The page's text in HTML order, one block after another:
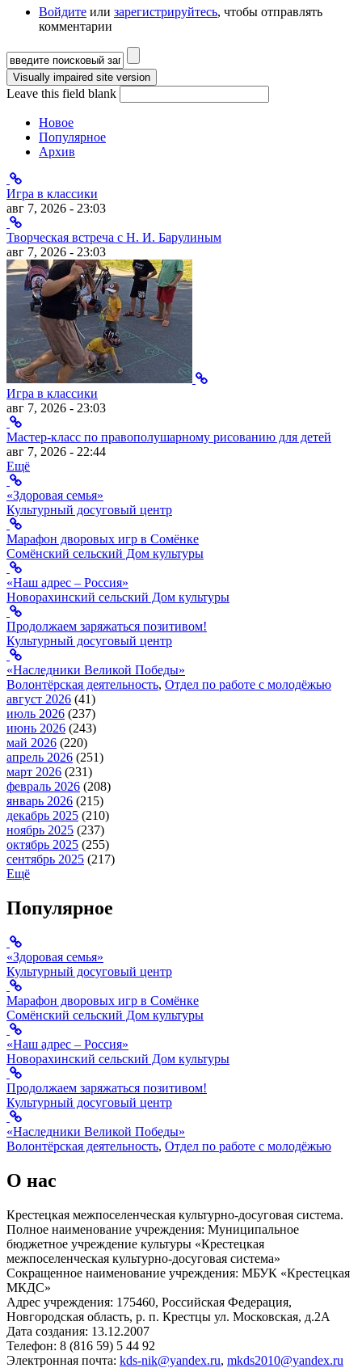
Войдите или зарегистрируйтесь, чтобы отправлять
комментарии
Форма поиска
Leave this field blank
Новое
Популярное
Архив
Игра в классики
авг 7, 2026 - 23:03
Творческая встреча с Н. И. Барулиным
авг 7, 2026 - 23:03
Игра в классики
авг 7, 2026 - 23:03
Мастер-класс по правополушарному рисованию для детей
авг 7, 2026 - 22:44
Ещё
«Здоровая семья»
Культурный досуговый центр
Марафон дворовых игр в Сомёнке
Сомёнский сельский Дом культуры
«Наш адрес – Россия»
Новорахинский сельский Дом культуры
Продолжаем заряжаться позитивом!
Культурный досуговый центр
«Наследники Великой Победы»
Волонтёрская деятельность, Отдел по работе с молодёжью
август 2026 (41)
июль 2026 (237)
июнь 2026 (243)
май 2026 (220)
апрель 2026 (251)
март 2026 (231)
февраль 2026 (208)
январь 2026 (215)
декабрь 2025 (210)
ноябрь 2025 (237)
октябрь 2025 (255)
сентябрь 2025 (217)
Ещё
Популярное
«Здоровая семья»
Культурный досуговый центр
Марафон дворовых игр в Сомёнке
Сомёнский сельский Дом культуры
«Наш адрес – Россия»
Новорахинский сельский Дом культуры
Продолжаем заряжаться позитивом!
Культурный досуговый центр
«Наследники Великой Победы»
Волонтёрская деятельность, Отдел по работе с молодёжью
О нас
Крестецкая межпоселенческая культурно-досуговая система.
Полное наименование учреждения: Муниципальное
бюджетное учреждение культуры «Крестецкая
межпоселенческая культурно-досуговая система»
Сокращенное наименование учреждения: МБУК «Крестецкая
МКДС»
Адрес учреждения: 175460, Российская Федерация,
Новгородская область, р. п. Крестцы ул. Московская, д.2А
Дата создания: 13.12.2007
Телефон: 8 (816 59) 5 44 92
Электронная почта: kds-nik@yandex.ru, mkds2010@yandex.ru